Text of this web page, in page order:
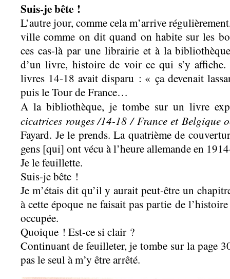
Suis-je bête !
L’autre jour, comme cela m’arrive
ville comme on dit quand on habite sur les
ces cas-là par une librairie et à la
d’un livre, histoire de voir ce qui s’y
livres 14-18 avait disparu : « ça devenait
puis le Tour de France…
A la bibliothèque, je tombe sur un livre
cicatrices rouges /14-18 / France et Belgique
Fayard. Je le prends. La quatrième de
gens [qui] ont vécu à l’heure allemande en
Je le feuillette.
Suis-je bête !
Je m’étais dit qu’il y aurait peut-être un
à cette époque ne faisait pas partie de
occupée.
Quoique ! Est-ce si clair ?
Continuant de feuilleter, je tombe sur la page
pas le seul à m’y être arrêté.